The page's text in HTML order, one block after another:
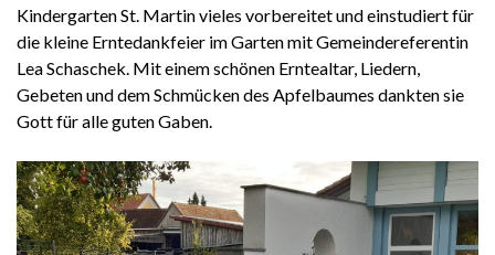
Kindergarten St. Martin vieles vorbereitet und einstudiert für
die kleine Erntedankfeier im Garten mit Gemeindereferentin
Lea Schaschek. Mit einem schönen Erntealtar, Liedern,
Gebeten und dem Schmücken des Apfelbaumes dankten sie
Gott für alle guten Gaben.